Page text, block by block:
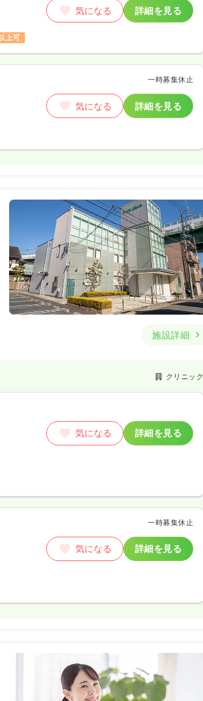
上可
気になる 詳細を見る
一時募集休止
気になる 詳細を見る
施設詳細
クリニック
気になる 詳細を見る
一時募集休止
気になる 詳細を見る